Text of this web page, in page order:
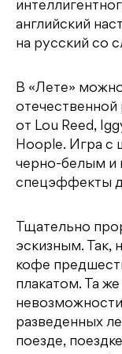
английский
на русский со
В «Лете»
от Lou Reed,
Hoople. Игра
черно-белым и
спецэффекты
Тщательно
эскизным. Так,
кофе
плакатом. Та
невозможности
разведенных
поезде,